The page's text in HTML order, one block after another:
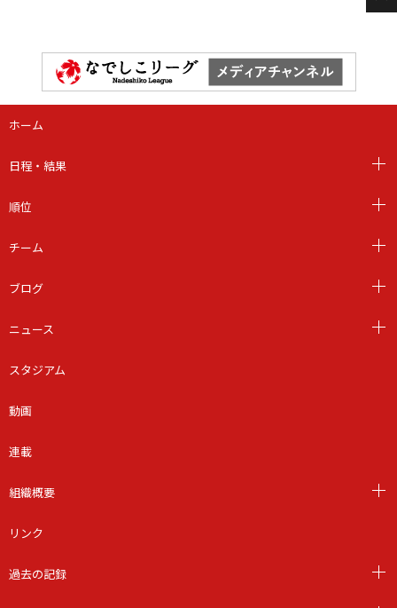
ホーム
日程・結果
順位
チーム
ブログ
ニュース
スタジアム
動画
連載
組織概要
リンク
過去の記録